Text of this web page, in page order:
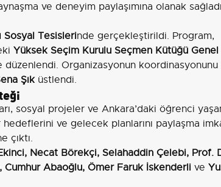
ve deneyim paylaşımına olanak
Sosyal Tesislerinde gerçekleştirildi. Program,
Yüksek Seçim Kurulu Seçmen Kütüğü Genel
düzenlendi. Organizasyonun koordinasyonunu
Şıküstlendi.
sosyal projeler ve Ankara’daki öğrenci
ve gelecek planlarını paylaşma
çıktı.
Necat Börekçi, Selahaddin Çelebi, Prof.
Cumhur Abaoğlu, Ömer Faruk İskenderli ve